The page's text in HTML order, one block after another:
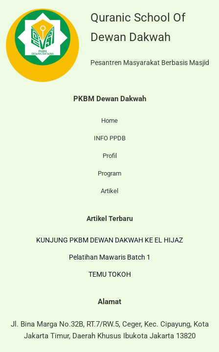
Quranic School Of
Dewan Dakwah
Pesantren Masyarakat Berbasis Masjid
PKBM Dewan Dakwah
Home
INFO PPDB
Profil
Program
Artikel
Artikel Terbaru
KUNJUNG PKBM DEWAN DAKWAH KE EL HIJAZ
Pelatihan Mawaris Batch 1
TEMU TOKOH
Alamat
Jl. Bina Marga No.32B, RT.7/RW.5, Ceger, Kec. Cipayung, Kota
Jakarta Timur, Daerah Khusus Ibukota Jakarta 13820